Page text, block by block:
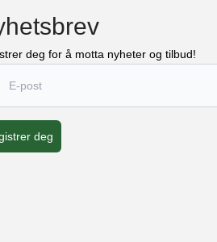
deg for å motta nyheter og tilbud!
deg